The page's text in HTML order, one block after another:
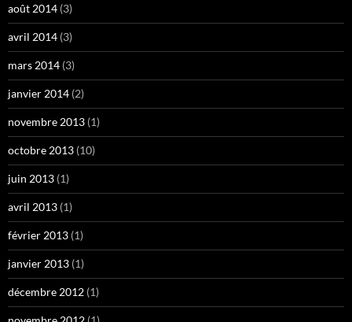
août 2014 (3)
avril 2014 (3)
mars 2014 (3)
janvier 2014 (2)
novembre 2013 (1)
octobre 2013 (10)
juin 2013 (1)
avril 2013 (1)
février 2013 (1)
janvier 2013 (1)
décembre 2012 (1)